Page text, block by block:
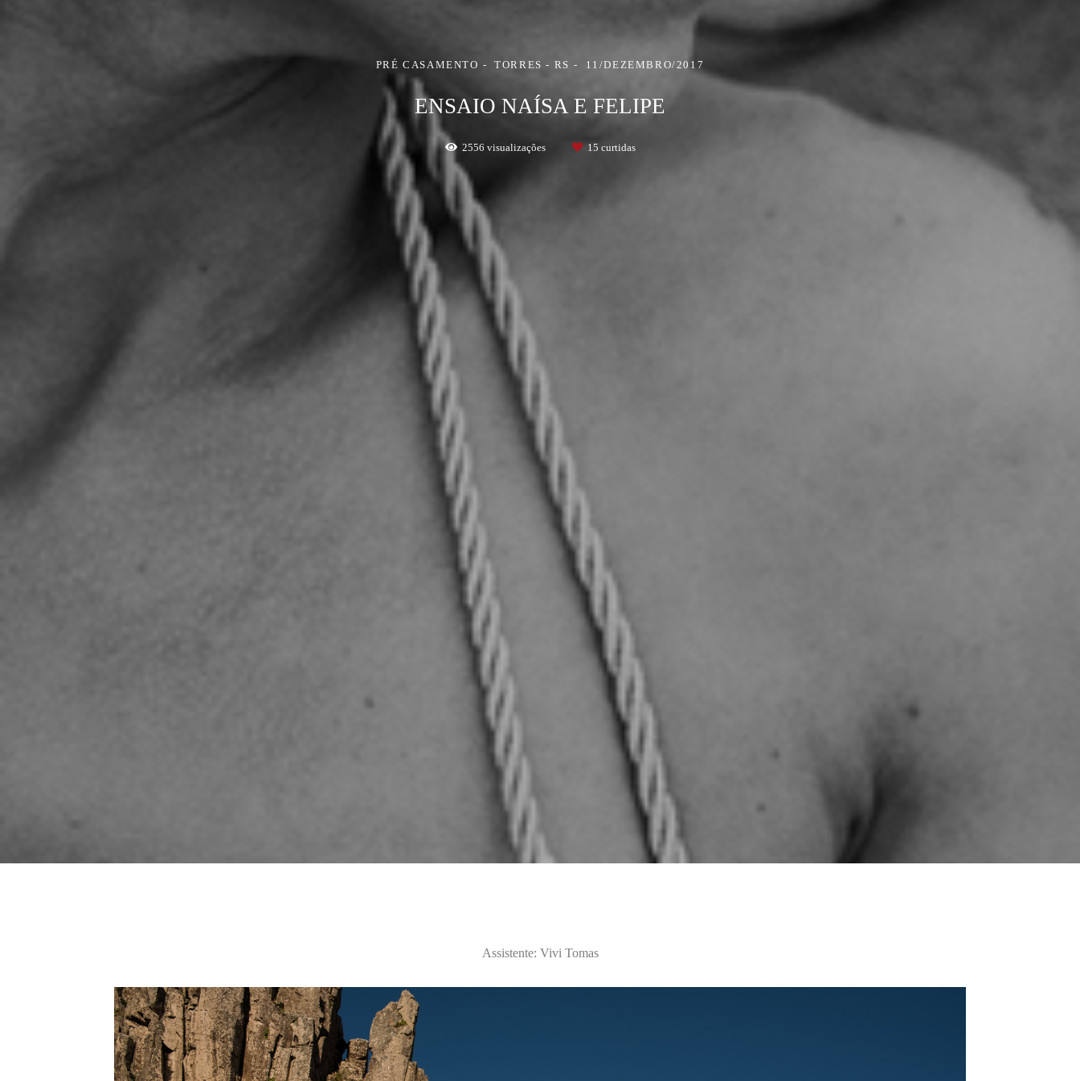
PRÉ CASAMENTO TORRES - RS 11/DEZEMBRO/2017
ENSAIO NAÍSA E FELIPE
2556 visualizações 15 curtidas
Assistente: Vivi Tomas